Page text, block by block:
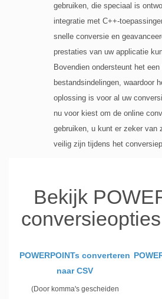
gebruiken, die speciaal is
integratie met C++-
snelle conversie en
prestaties van uw applicatie
Bovendien ondersteunt het
bestandsindelingen, waardoor
oplossing is voor al uw
nu voor kiest om de online
gebruiken, u kunt er zeker van
veilig zijn tijdens het
Bekijk
POWERPOINTs converteren
naar CSV
(Door komma's gescheiden